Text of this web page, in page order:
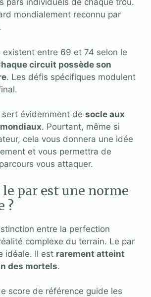
pars individuels de chaque trou.
mondialement reconnu par
existent entre 69 et 74 selon le
circuit possède son
. Les défis spécifiques modulent
évidemment de socle aux
. Pourtant, même si
cela vous donnera une idée
et vous permettra de
vous attaquer.
par est une norme
?
entre la perfection
complexe du terrain. Le par
idéale. Il est rarement atteint
des mortels.
score de référence guide les